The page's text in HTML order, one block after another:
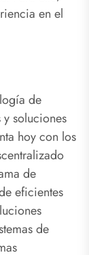
en el
de
soluciones
hoy con los
de
eficientes
de